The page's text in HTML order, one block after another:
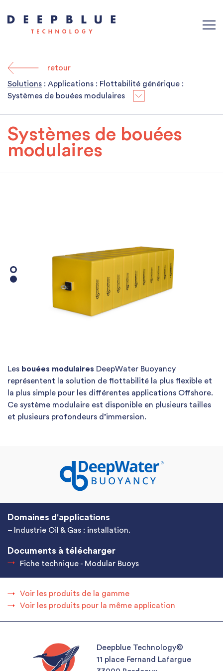
Solutions : Applications : Flottabilité générique :
Systèmes de bouées modulaires
retour
Systèmes de bouées
modulaires
Les bouées modulaires DeepWater Buoyancy
représentent la solution de flottabilité la plus flexible et
la plus simple pour les différentes applications Offshore.
Ce système modulaire est disponible en plusieurs tailles
et plusieurs profondeurs d’immersion.
Domaines d'applications
– Industrie Oil & Gas : installation.
Documents à télécharger
Fiche technique - Modular Buoys
Voir les produits de la gamme
Voir les produits pour la même application
Deepblue Technology©
11 place Fernand Lafargue